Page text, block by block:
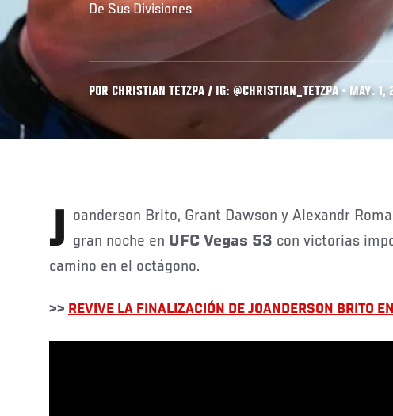
De Sus Divisiones
POR CHRISTIAN TETZPA / IG: @CHRISTIAN_TETZPA • MAY. 1,
Joanderson Brito, Grant Dawson y Alexandr Romanov tuvieron una gran noche en UFC Vegas 53 con victorias
camino en el octágono.
>> REVIVE LA FINALIZACIÓN DE JOANDERSON BRITO